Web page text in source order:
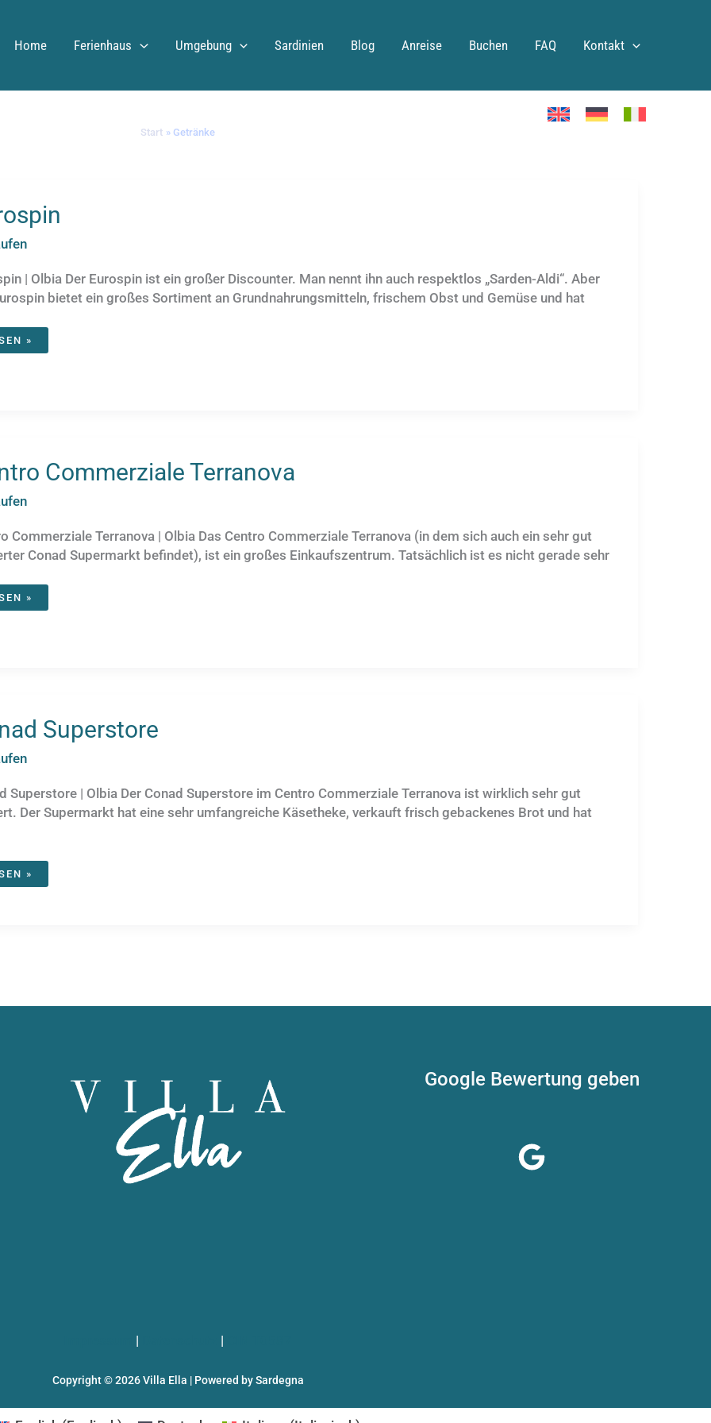
Home Ferienhaus Umgebung Sardinien Blog Anreise Buchen FAQ Kontakt
Start Getränke
| Olbia Der Eurospin ist ein großer Discounter. Man nennt ihn auch respektlos „Sarden-Aldi“. Aber
bietet ein großes Sortiment an Grundnahrungsmitteln, frischem Obst und Gemüse und hat
»
Commerziale Terranova
Commerziale Terranova | Olbia Das Centro Commerziale Terranova (in dem sich auch ein sehr gut
Conad Supermarkt befindet), ist ein großes Einkaufszentrum. Tatsächlich ist es nicht gerade sehr
»
Superstore
Superstore | Olbia Der Conad Superstore im Centro Commerziale Terranova ist wirklich sehr gut
Der Supermarkt hat eine sehr umfangreiche Käsetheke, verkauft frisch gebackenes Brot und hat
»
Google Bewertung geben
| |
Copyright © 2026 Villa Ella | Powered by Sardegna